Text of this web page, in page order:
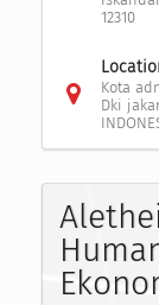
12310
Kota
Dki